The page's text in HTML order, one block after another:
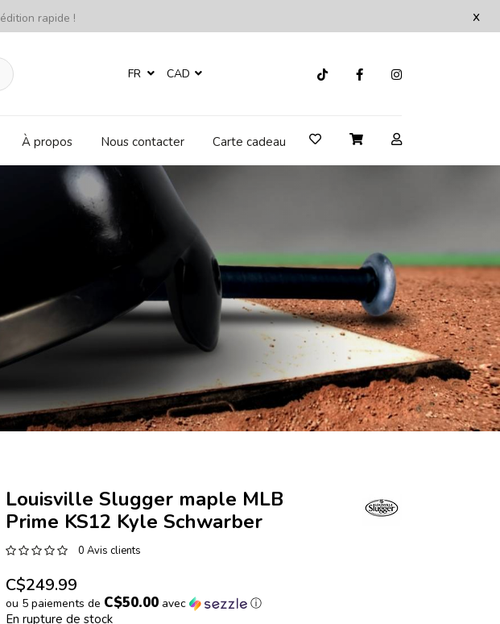
x
rapide !
FR CAD
À propos Nous contacter Carte cadeau
Louisville Slugger maple MLB
Prime KS12 Kyle Schwarber
0 Avis clients
C$249.99
ou 5 paiements de C$50.00avec ⓘ
En rupture de stock